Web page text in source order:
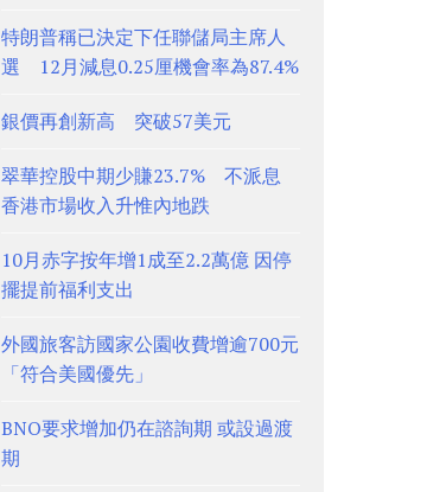
特朗普稱已決定下任聯儲局主席人
選 12月減息0.25厘機會率為87.4%
銀價再創新高 突破57美元
翠華控股中期少賺23.7% 不派息
香港市場收入升惟內地跌
10月赤字按年增1成至2.2萬億 因停
擺提前福利支出
外國旅客訪國家公園收費增逾700元
「符合美國優先」
BNO要求增加仍在諮詢期 或設過渡
期